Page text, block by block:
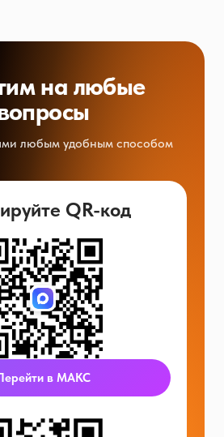
на любые
любым удобным способом
QR-код
в МАКС